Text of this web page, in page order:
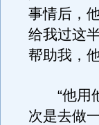
事情后，
给我过这
帮助我，
“他用他
次是去做